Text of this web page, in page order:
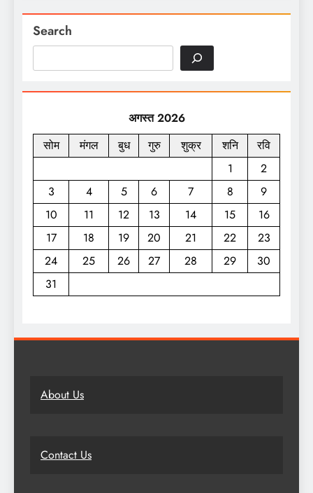
Search
अगस्त 2026
सोम
मंगल बुध गुरु शुक्र शनि
रवि
1
2
3
4 5 6 7 8
9
10
11 12 13 14 15
16
17
18 19 20 21 22
23
24
25 26 27 28 29
30
31
About Us
Contact Us